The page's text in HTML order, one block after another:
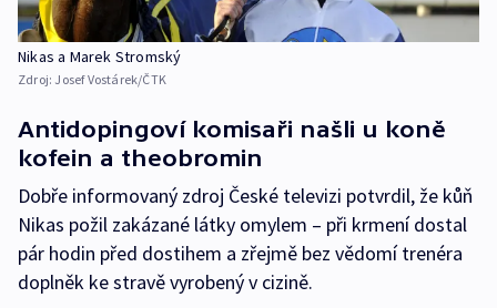
Nikas a Marek Stromský
Zdroj: Josef Vostárek/ČTK
Antidopingoví komisaři našli u koně
kofein a theobromin
Dobře informovaný zdroj České televizi potvrdil, že kůň
Nikas požil zakázané látky omylem – při krmení dostal
pár hodin před dostihem a zřejmě bez vědomí trenéra
doplněk ke stravě vyrobený v cizině.